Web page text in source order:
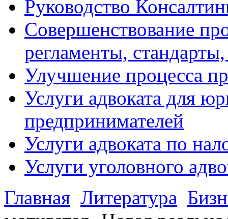
Руководство
Совершенствование
регламенты,
Улучшение процесса
Услуги адвоката для
предпринимателей
Услуги адвоката по
Услуги уголовного
Главная Литература